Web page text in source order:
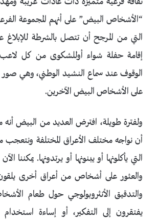
“الأشخاص البيض” على أنهم المجموعة
التي من المرجح أن تتصل بالشرطة للإبلاغ
إقامة حفلة شواء أوللشكوى من كل
الوقوف عند سماع النشيد الوطني، وهي
على الأشخاص البيض الآخرين.
ولفترة طويلة، افترض العديد من البيض أنه
أن نواجه مختلف الأعراق المختلفة ونتعجب
التي يأكلونها أو يبنونها أو يرتدونها. يمكننا
والعثور على أشخاص من أعراق أخرى يلقون
والتدقيق الأنثروبولوجي حول طعام
يفتقرون إلى التفكير، أو إساءة